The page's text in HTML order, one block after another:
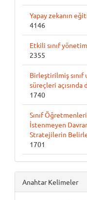
Yapay zekanın
4146
Etkili sınıf
2355
Birleştirilmiş sınıf
süreçleri
1740
Sınıf
İstenmeyen
Stratejilerin
1701
Anahtar Kelimeler